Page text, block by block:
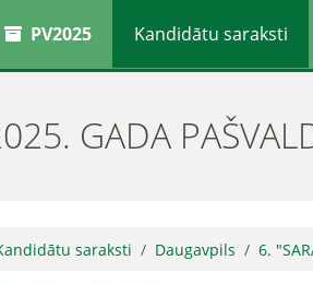
PV2025 Kandidātu saraksti
GADA
saraksti Daugavpils 6.